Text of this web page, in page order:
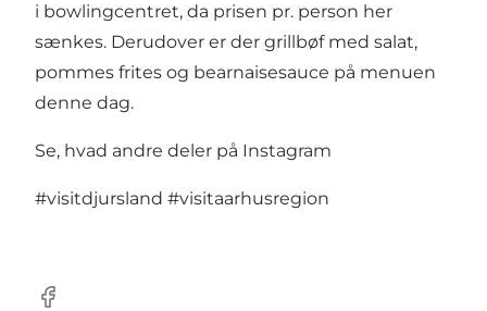
i bowlingcentret, da prisen pr. person her
sænkes. Derudover er der grillbøf med salat,
pommes frites og bearnaisesauce på menuen
denne dag.
Se, hvad andre deler på Instagram
#visitdjursland #visitaarhusregion